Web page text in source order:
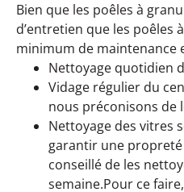
Bien que les poêles à
d’entretien que les poêles
minimum de maintenance
Nettoyage quotidien
Vidage régulier du
nous préconisons de
Nettoyage des vitres
garantir une
conseillé de les
semaine.Pour ce